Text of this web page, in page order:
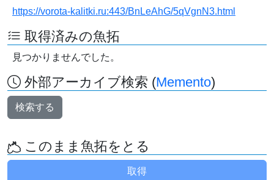
https://vorota-kalitki.ru:443/BnLeAhG/5qVgnN3.html
取得済みの魚拓
見つかりませんでした。
外部アーカイブ検索 (Memento)
検索する
このまま魚拓をとる